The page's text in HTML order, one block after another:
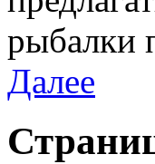
рыбалки
Далее